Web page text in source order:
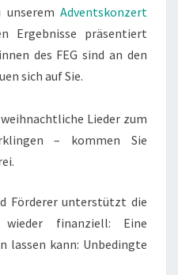
Adventskonzert
Ergebnisse präsentiert
des FEG sind an den
sich auf Sie.
Lieder zum
– kommen Sie
Förderer unterstützt die
wieder finanziell: Eine
lassen kann: Unbedingte